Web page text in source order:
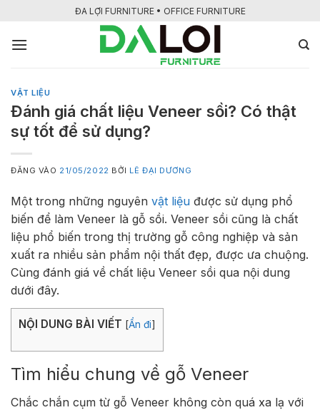
nội
ĐA LỢI FURNITURE • OFFICE FURNITURE
VẬT LIỆU
Đánh giá chất liệu Veneer sồi? Có thật
sự tốt để sử dụng?
ĐĂNG VÀO 21/05/2022 BỞI LÊ ĐẠI DƯƠNG
Một trong những nguyên vật liệu được sử dụng phổ
biến để làm Veneer là gỗ sồi. Veneer sồi cũng là chất
liệu phổ biến trong thị trường gỗ công nghiệp và sản
xuất ra nhiều sản phẩm nội thất đẹp, được ưa chuộng.
Cùng đánh giá về chất liệu Veneer sồi qua nội dung
dưới đây.
NỘI DUNG BÀI VIẾT [Ẩn đi]
Tìm hiểu chung về gỗ Veneer
Chắc chắn cụm từ gỗ Veneer không còn quá xa lạ với